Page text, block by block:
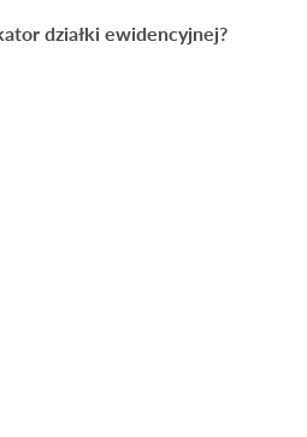
działki ewidencyjnej?